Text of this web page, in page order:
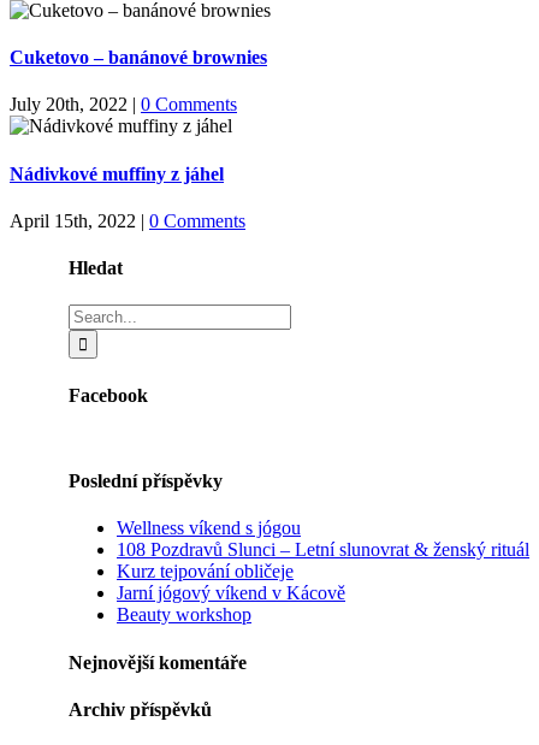
Cuketovo – banánové brownies
July 20th, 2022 | 0 Comments
Nádivkové muffiny z jáhel
April 15th, 2022 | 0 Comments
Hledat
Search
for:
Facebook
Poslední příspěvky
Wellness víkend s jógou
108 Pozdravů Slunci – Letní slunovrat & ženský rituál
Kurz tejpování obličeje
Jarní jógový víkend v Kácově
Beauty workshop
Nejnovější komentáře
Archiv příspěvků